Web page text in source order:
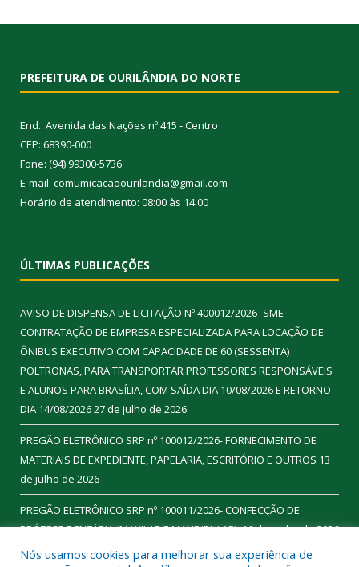
PREFEITURA DE OURILÂNDIA DO NORTE
End.: Avenida das Nações nº 415 - Centro
CEP: 68390-000
Fone: (94) 99300-5736
E-mail: comumicacaoourilandia@gmail.com
Horário de atendimento: 08:00 às 14:00
ÚLTIMAS PUBLICAÇÕES
AVISO DE DISPENSA DE LICITAÇÃO Nº 400012/2026- SME –
CONTRATAÇÃO DE EMPRESA ESPECIALIZADA PARA LOCAÇÃO DE
ÔNIBUS EXECUTIVO COM CAPACIDADE DE 60 (SESSENTA)
POLTRONAS, PARA TRANSPORTAR PROFESSORES RESPONSÁVEIS
E ALUNOS PARA BRASÍLIA, COM SAÍDA DIA 10/08/2026 E RETORNO
DIA 14/08/202627 de julho de 2026
PREGÃO ELETRÔNICO SRP nº 100012/2026- FORNECIMENTO DE
MATERIAIS DE EXPEDIENTE, PAPELARIA, ESCRITÓRIO E OUTROS 13
de julho de 2026
PREGÃO ELETRÔNICO SRP nº 100011/2026- CONFECÇÃO DE
PRÓTESE DENTÁRIA (MAXILAR E MANDIBULAR).16 de junho de 2026
Nós usamos cookies para melhorar sua experiência de